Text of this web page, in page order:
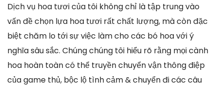
Dịch vụ hoa tươi của tôi không chỉ là tập trung vào
vấn đề chọn lựa hoa tươi rất chất lượng, mà còn đặc
biệt chăm lo tới sự việc làm cho các bó hoa với ý
nghĩa sâu sắc. Chúng chúng tôi hiểu rõ rằng mọi cành
hoa hoàn toàn có thể truyền chuyển vận thông điệp
của game thủ, bộc lộ tình cảm & chuyển đi các câu